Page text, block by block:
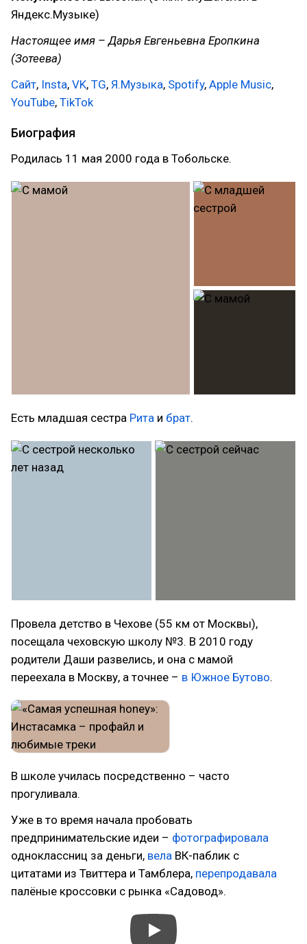
Яндекс.Музыке)
Настоящее имя – Дарья Евгеньевна Еропкина
(Зотеева)
Сайт, Insta, VK, TG, Я.Музыка, Spotify, Apple Music,
YouTube, TikTok
Биография
Родилась 11 мая 2000 года в Тобольске.
Есть младшая сестра Рита и брат.
Провела детство в Чехове (55 км от Москвы),
посещала чеховскую школу №3. В 2010 году
родители Даши развелись, и она с мамой
переехала в Москву, а точнее – в Южное Бутово.
В школе училась посредственно – часто
прогуливала.
Уже в то время начала пробовать
предпринимательские идеи – фотографировала
одноклассниц за деньги, вела ВК-паблик с
цитатами из Твиттера и Тамблера, перепродавала
палёные кроссовки с рынка «Садовод».